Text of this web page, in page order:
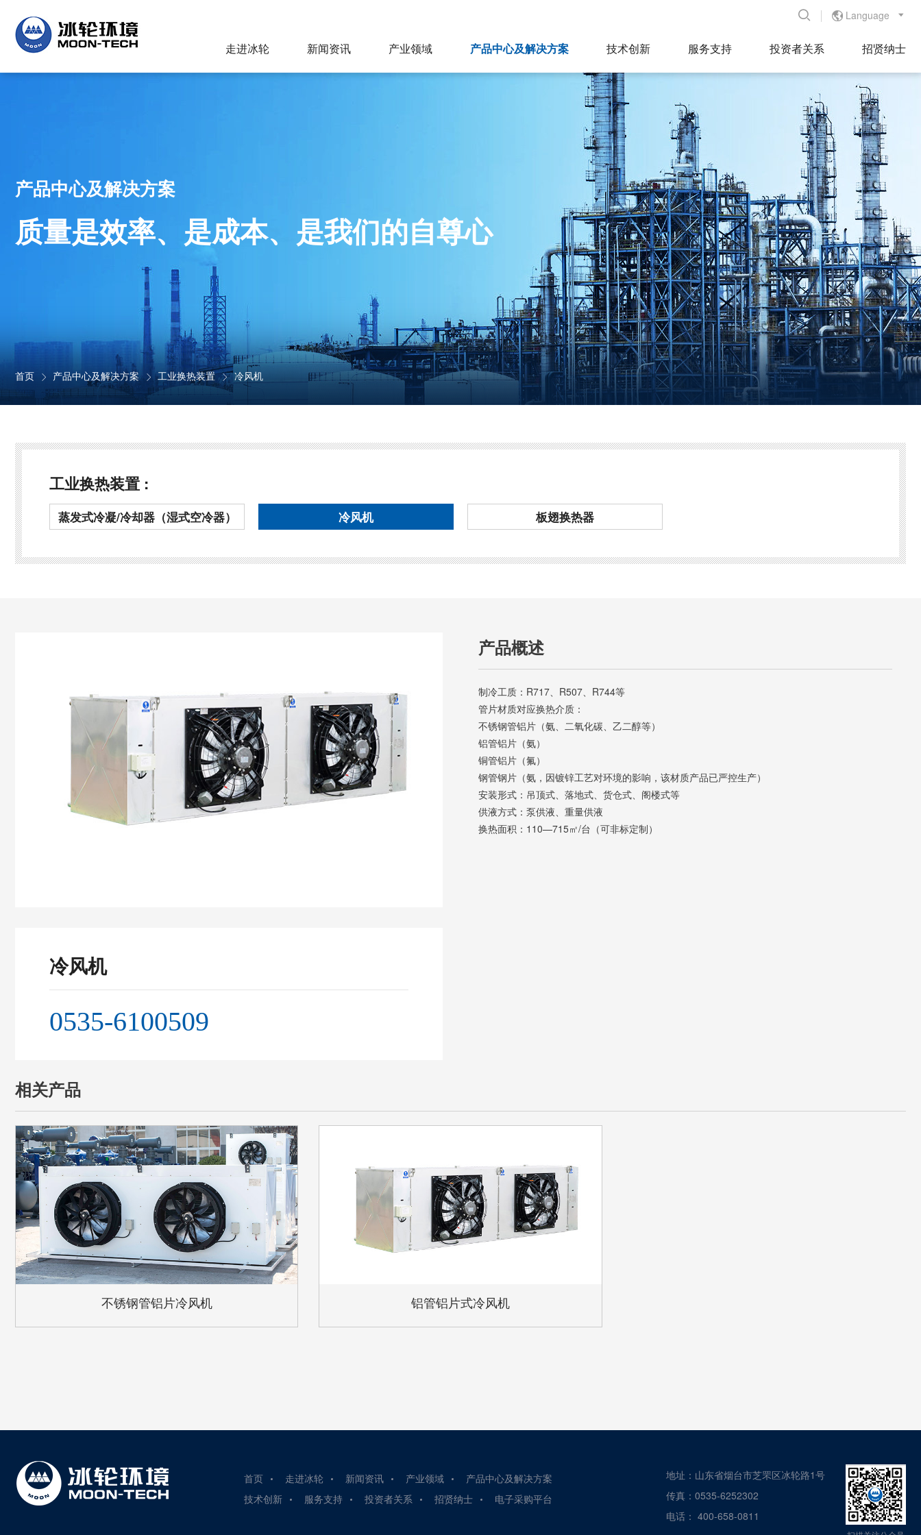
Language 

走进冰轮 新闻资讯 产业领域 产品中心及解决方案 技术创新 服务支持 投资者关系 招贤纳士
产品中心及解决方案
质量是效率、是成本、是我们的自尊心
首页  产品中心及解决方案  工业换热装置  冷风机
工业换热装置 :
蒸发式冷凝/冷却器（湿式空冷器） 冷风机 板翅换热器
冷风机
0535-6100509
产品概述
制冷工质：R717、R507、R744等
管片材质对应换热介质：
不锈钢管铝片（氨、二氧化碳、乙二醇等）
铝管铝片（氨）
铜管铝片（氟）
钢管钢片（氨，因镀锌工艺对环境的影响，该材质产品已严控生产）
安装形式：吊顶式、落地式、货仓式、阁楼式等
供液方式：泵供液、重量供液
换热面积：110—715㎡/台（可非标定制）
相关产品
不锈钢管铝片冷风机 铝管铝片式冷风机
首页 走进冰轮 新闻资讯 产业领域
产品中心及解决方案
技术创新
服务支持 投资者关系 招贤纳士 电子采购平台
地址：山东省烟台市芝罘区冰轮路1号
传真：0535-6252302
电话： 400-658-0811